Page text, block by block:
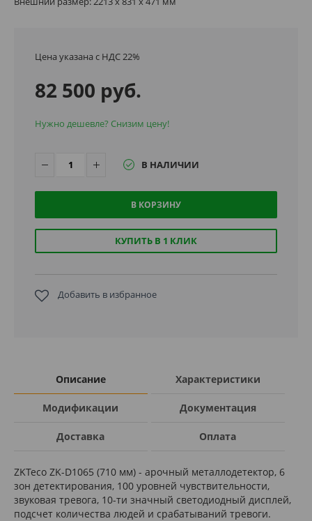
Цена указана с НДС 22%
82 500 руб.
Нужно дешевле? Снизим цену!
В НАЛИЧИИ
В КОРЗИНУ
КУПИТЬ В 1 КЛИК
Добавить в избранное
Описание Характеристики
Модификации Документация
Доставка Оплата
ZKTeco ZK-D1065 (710 мм) - арочный металлодетектор, 6
зон детектирования, 100 уровней чувствительности,
звуковая тревога, 10-ти значный светодиодный дисплей,
подсчет количества людей и срабатываний тревоги.